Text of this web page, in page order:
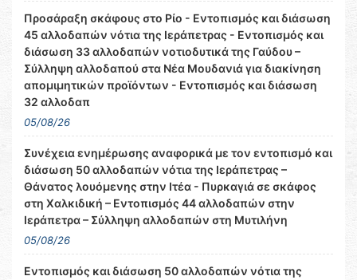
Προσάραξη σκάφους στο Ρίο - Εντοπισμός και διάσωση
45 αλλοδαπών νότια της Ιεράπετρας - Εντοπισμός και
διάσωση 33 αλλοδαπών νοτιοδυτικά της Γαύδου –
Σύλληψη αλλοδαπού στα Νέα Μουδανιά για διακίνηση
απομιμητικών προϊόντων - Εντοπισμός και διάσωση
32 αλλοδαπ
05/08/26
Συνέχεια ενημέρωσης αναφορικά με τον εντοπισμό και
διάσωση 50 αλλοδαπών νότια της Ιεράπετρας –
Θάνατος λουόμενης στην Ιτέα - Πυρκαγιά σε σκάφος
στη Χαλκιδική – Εντοπισμός 44 αλλοδαπών στην
Ιεράπετρα – Σύλληψη αλλοδαπών στη Μυτιλήνη
05/08/26
Εντοπισμός και διάσωση 50 αλλοδαπών νότια της